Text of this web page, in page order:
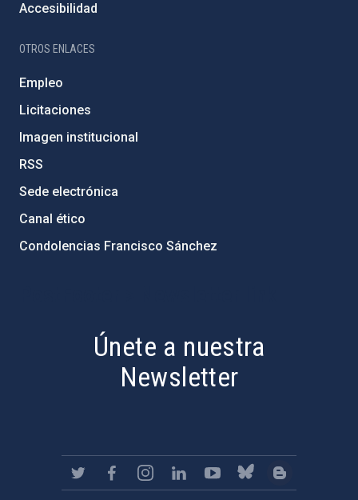
Accesibilidad
OTROS ENLACES
Empleo
Licitaciones
Imagen institucional
RSS
Sede electrónica
Canal ético
Condolencias Francisco Sánchez
Únete a nuestra
Newsletter